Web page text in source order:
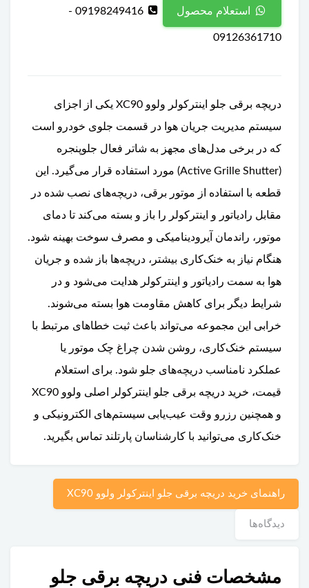
استعلام محصول 09198249416 -
09126361710
دریچه برقی جلو اینترکولر ولوو XC90 یکی از اجزای
سیستم مدیریت جریان هوا در قسمت جلوی خودرو است
که در برخی مدل‌های مجهز به شاتر فعال جلوپنجره
(Active Grille Shutter) مورد استفاده قرار می‌گیرد. این
قطعه با استفاده از موتور برقی، دریچه‌های نصب شده در
مقابل رادیاتور و اینترکولر را باز و بسته می‌کند تا دمای
موتور، راندمان آیرودینامیکی و مصرف سوخت بهینه شود.
هنگام نیاز به خنک‌کاری بیشتر، دریچه‌ها باز شده و جریان
هوا به سمت رادیاتور و اینترکولر هدایت می‌شود و در
شرایط دیگر برای کاهش مقاومت هوا بسته می‌شوند.
خرابی این مجموعه می‌تواند باعث ثبت خطاهای مرتبط با
سیستم خنک‌کاری، روشن شدن چراغ چک موتور یا
عملکرد نامناسب دریچه‌های جلو شود. برای استعلام
قیمت، خرید دریچه برقی جلو اینترکولر اصلی ولوو XC90
و همچنین رزرو وقت عیب‌یابی سیستم‌های الکترونیکی و
خنک‌کاری می‌توانید با کارشناسان پارتلند تماس بگیرید.
راهنمای خرید دریچه برقی جلو اینترکولر ولوو XC90
دیدگاه‌ها
مشخصات فنی دریچه برقی جلو